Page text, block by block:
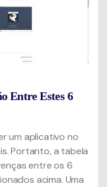
Entre Estes 6
um aplicativo no
Portanto, a tabela
entre os 6
acima. Uma